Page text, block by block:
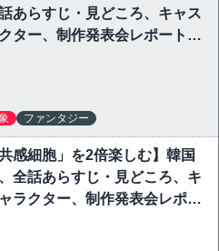
あらすじ・見どころ、キャス
ター、制作発表会レポートな
ファンタジー
感細胞」を2倍楽しむ】韓国
全話あらすじ・見どころ、キ
ラクター、制作発表会レポー